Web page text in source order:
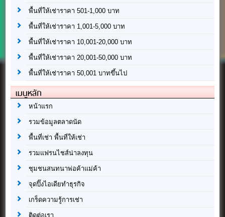
พื้นที่ให้เช่าราคา 501-1,000 บาท
พื้นที่ให้เช่าราคา 1,001-5,000 บาท
พื้นที่ให้เช่าราคา 10,001-20,000 บาท
พื้นที่ให้เช่าราคา 20,001-50,000 บาท
พื้นที่ให้เช่าราคา 50,001 บาทขึ้นไป
เมนูหลัก
หน้าแรก
รวมข้อมูลตลาดนัด
พื้นที่เช่า พื้นที่ให้เช่า
รวมแฟรนไชส์น่าลงทุน
ชุมชนสนทนาพ่อค้าแม่ค้า
จุดปิ๊งไอเดียทำธุรกิจ
เกร็ดความรู้การเช่า
ติดต่อเรา